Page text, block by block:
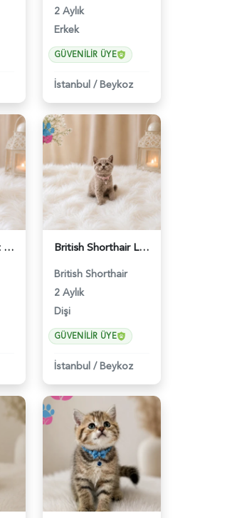
2 Aylık
Erkek
GÜVENILIR ÜYE
İstanbul /Beykoz
2 Aylık Blue point British Shorthair Nazlı Kızımız - 4642 British Shorthair Lilac Renk Dişi Yavrumuz - 4646
British Shorthair
2 Aylık
Dişi
GÜVENILIR ÜYE
İstanbul /Beykoz